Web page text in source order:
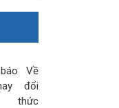
Về
đổi
thức